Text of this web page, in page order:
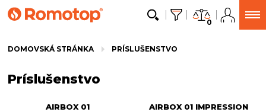
0
DOMOVSKÁ STRÁNKA PRÍSLUŠENSTVO
Príslušenstvo
AIRBOX 01 AIRBOX 01 IMPRESSION